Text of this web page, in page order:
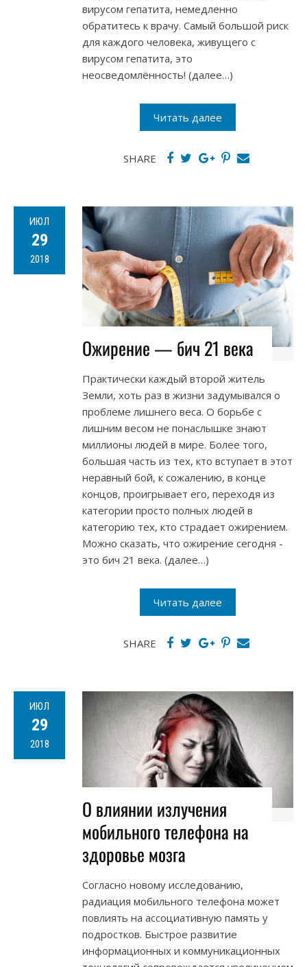
вирусом гепатита, немедленно
обратитесь к врачу. Самый большой риск
для каждого человека, живущего с
вирусом гепатита, это
неосведомлённость! (далее…)
Читать далее
SHARE
ИЮЛ
29
2018
Ожирение — бич 21 века
Практически каждый второй житель
Земли, хоть раз в жизни задумывался о
проблеме лишнего веса. О борьбе с
лишним весом не понаслышке знают
миллионы людей в мире. Более того,
большая часть из тех, кто вступает в этот
неравный бой, к сожалению, в конце
концов, проигрывает его, переходя из
категории просто полных людей в
категорию тех, кто страдает ожирением.
Можно сказать, что ожирение сегодня -
это бич 21 века. (далее…)
Читать далее
SHARE
ИЮЛ
29
2018
О влиянии излучения
мобильного телефона на
здоровье мозга
Согласно новому исследованию,
радиация мобильного телефона может
повлиять на ассоциативную память у
подростков. Быстрое развитие
информационных и коммуникационных